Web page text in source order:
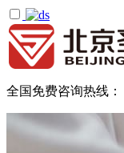
全国免费咨询热线：